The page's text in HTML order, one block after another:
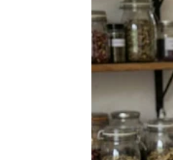
O segredo oculto
ou ambiente
uma película
✏️ Ação